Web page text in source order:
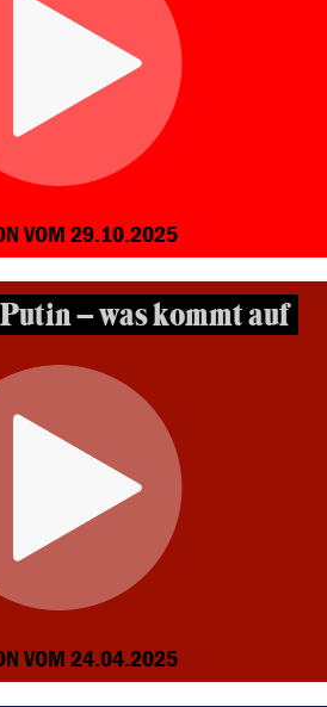
VOM 29.10.2025
– was kommt auf
VOM 24.04.2025